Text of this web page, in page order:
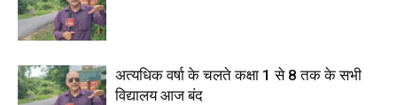
अत्यधिक वर्षा के चलते कक्षा 1 से 8 तक के सभी
विद्यालय आज बंद